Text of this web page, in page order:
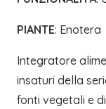
PIANTE: Enotera
Integratore
insaturi della
fonti vegetali e